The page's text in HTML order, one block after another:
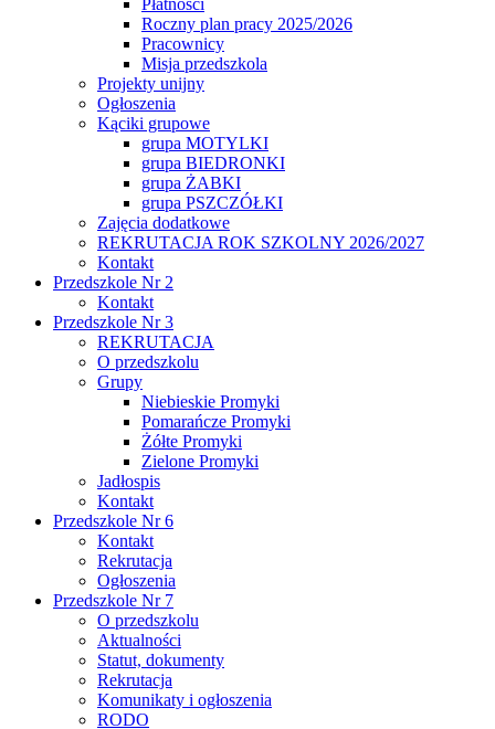
Płatności
Roczny plan pracy 2025/2026
Pracownicy
Misja przedszkola
Projekty unijny
Ogłoszenia
Kąciki grupowe
grupa MOTYLKI
grupa BIEDRONKI
grupa ŻABKI
grupa PSZCZÓŁKI
Zajęcia dodatkowe
REKRUTACJA ROK SZKOLNY 2026/2027
Kontakt
Przedszkole Nr 2
Kontakt
Przedszkole Nr 3
REKRUTACJA
O przedszkolu
Grupy
Niebieskie Promyki
Pomarańcze Promyki
Żółte Promyki
Zielone Promyki
Jadłospis
Kontakt
Przedszkole Nr 6
Kontakt
Rekrutacja
Ogłoszenia
Przedszkole Nr 7
O przedszkolu
Aktualności
Statut, dokumenty
Rekrutacja
Komunikaty i ogłoszenia
RODO